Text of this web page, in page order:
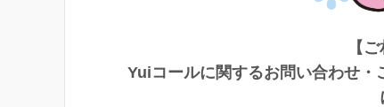
【
Yuiコールに関するお問い合わせ